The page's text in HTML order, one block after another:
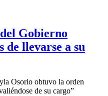
Gobierno
de llevarse a su
Osorio obtuvo la orden
de su cargo”